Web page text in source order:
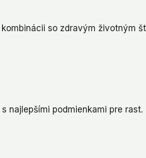
so zdravým životným
najlepšími podmienkami pre rast.